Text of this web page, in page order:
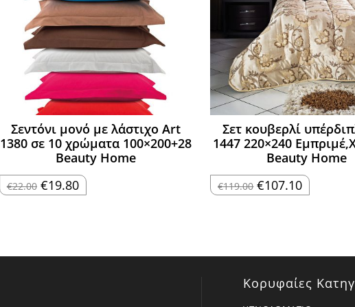
Σεντόνι μονό με λάστιχο Art
1380 σε 10 χρώματα 100×200+28
Beauty Home
€22.00 Original
price
€19.80Η
τρέχουσα
Σετ κουβερλί
1447 220×240
Beauty Home
€119.00 Original
price
€107.10Η
τρέχουσα
Κορυφαίες